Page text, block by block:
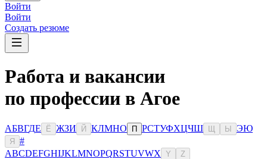
Войти
Войти
Создать резюме
Работа и вакансии
по профессии в Агое
АБВГДЕ Ё ЖЗИ Й КЛМНО П РСТУФХЦЧШ Ы ЭЮ
Я
#
ABCDEFGHIJKLMNOPQRSTUVWX Y Z